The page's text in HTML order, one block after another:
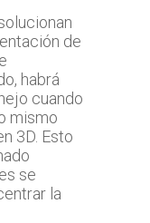
de
habrá
cuando
mismo
3D. Esto
se
la